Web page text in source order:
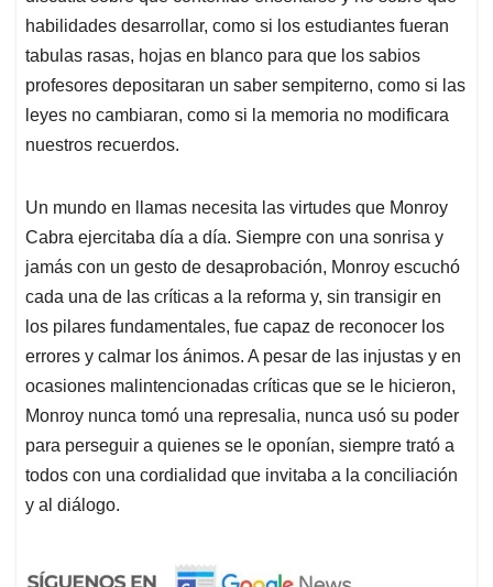
habilidades desarrollar, como si los estudiantes fueran
tabulas rasas, hojas en blanco para que los sabios
profesores depositaran un saber sempiterno, como si las
leyes no cambiaran, como si la memoria no modificara
nuestros recuerdos.
Un mundo en llamas necesita las virtudes que Monroy
Cabra ejercitaba día a día. Siempre con una sonrisa y
jamás con un gesto de desaprobación, Monroy escuchó
cada una de las críticas a la reforma y, sin transigir en
los pilares fundamentales, fue capaz de reconocer los
errores y calmar los ánimos. A pesar de las injustas y en
ocasiones malintencionadas críticas que se le hicieron,
Monroy nunca tomó una represalia, nunca usó su poder
para perseguir a quienes se le oponían, siempre trató a
todos con una cordialidad que invitaba a la conciliación
y al diálogo.